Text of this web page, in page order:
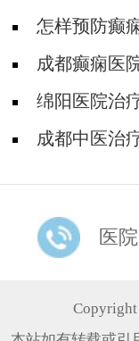
怎样预防癫
成都癫痫医
绵阳医院治
搐
成都中医治
医